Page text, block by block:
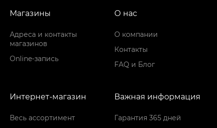
Магазины
Адреса и контакты
магазинов
Online-запись
О нас
О компании
Контакты
FAQ и Блог
Интернет-магазин
Весь ассортимент
Важная информация
Гарантия 365 дней